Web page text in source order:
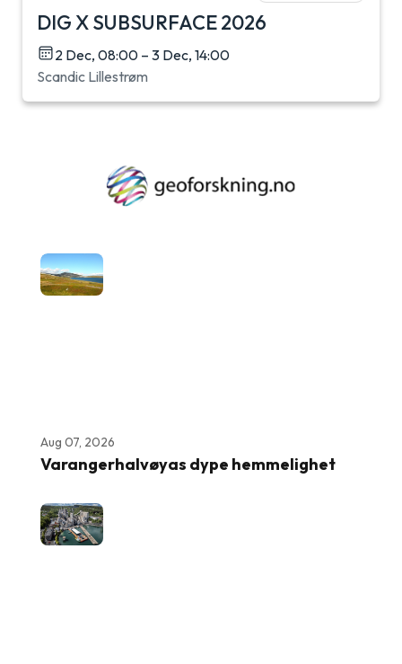
DIG X SUBSURFACE 2026
2 Dec, 08:00 – 3 Dec, 14:00
Scandic Lillestrøm
Aug 07, 2026
Varangerhalvøyas dype hemmelighet